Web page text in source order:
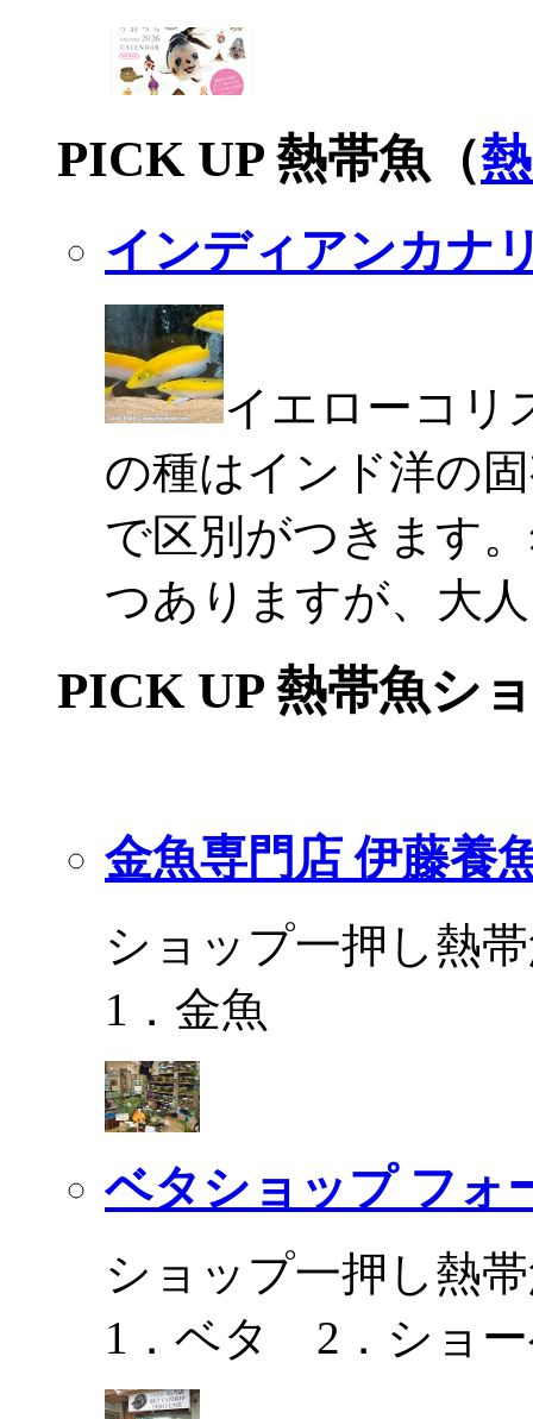
PICK UP 熱帯魚（
インディアンカナ
イエローコリ
の種はインド洋の
で区別がつきます
つありますが、大
PICK UP 熱帯魚シ
金魚専門店 伊藤養
ショップ一押し熱
1．金魚
ベタショップ フォ
ショップ一押し熱
1．ベタ 2．ショ